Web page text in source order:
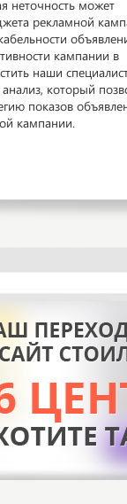
неточность может
рекламной
кампании в
наши
который
показов
кампании.